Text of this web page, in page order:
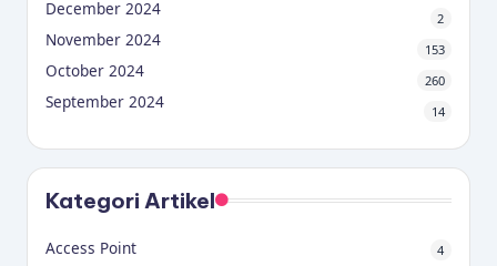
December 2024 2
November 2024 153
October 2024 260
September 2024 14
Kategori Artikel
Access Point 4